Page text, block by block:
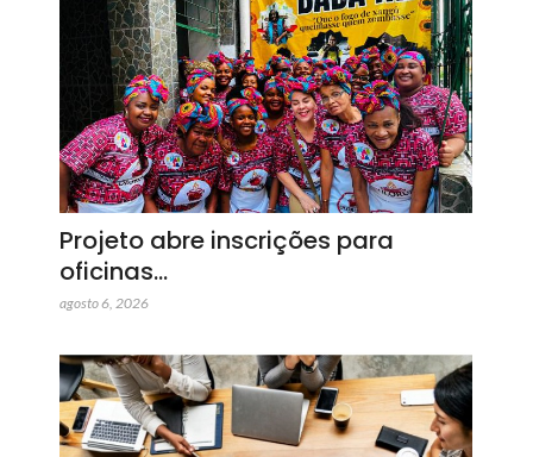
Projeto abre inscrições para
oficinas…
agosto 6, 2026